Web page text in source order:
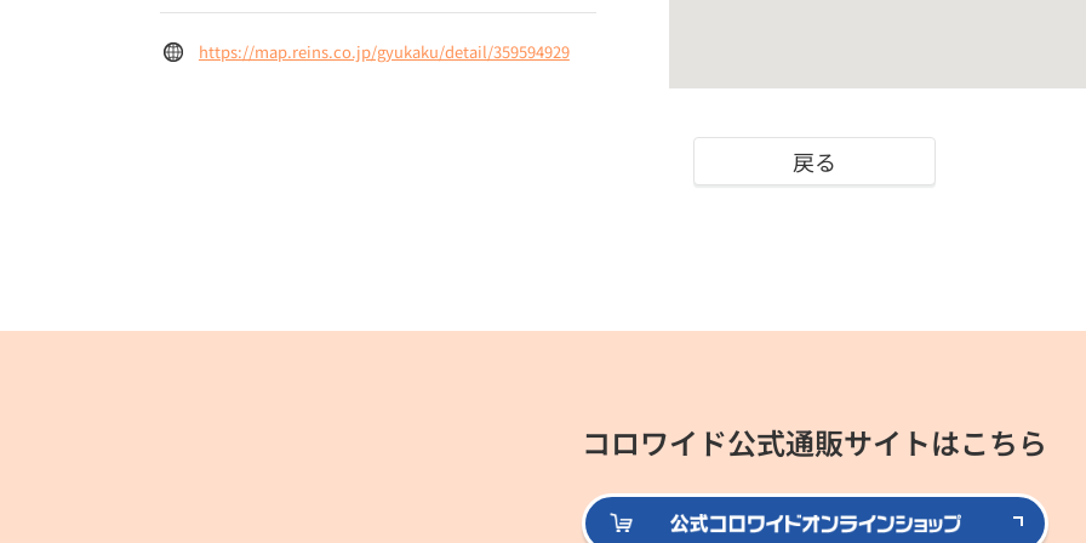
https://map.reins.co.jp/gyukaku/detail/359594929
戻る
コロワイド公式通販サイトはこちら
公式